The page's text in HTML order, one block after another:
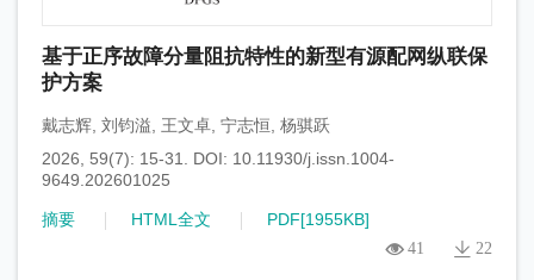
基于正序故障分量阻抗特性的新型有源配网纵联保
护方案
戴志辉, 刘钧溢, 王文卓, 宁志恒, 杨骐跃
2026, 59(7): 15-31. DOI: 10.11930/j.issn.1004-
9649.202601025
摘要 HTML全文 PDF[1955KB]
41 22